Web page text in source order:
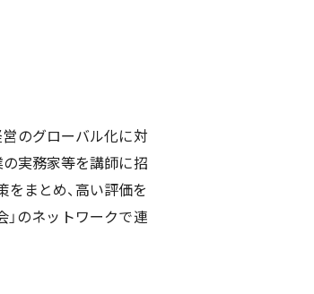
営のグローバル化に対
実務家等を講師に招
をまとめ、高い評価を
」のネットワークで連